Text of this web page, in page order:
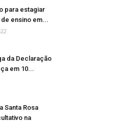
para estagiar
ensino em...
da Declaração
em 10...
Santa Rosa
na